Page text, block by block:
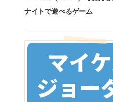
ナイトで遊べるゲーム